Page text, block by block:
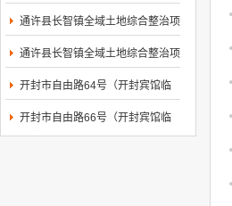
通许县长智镇全域土地综合整治项
通许县长智镇全域土地综合整治项
开封市自由路64号（开封宾馆临
开封市自由路66号（开封宾馆临
街商铺）东向西...